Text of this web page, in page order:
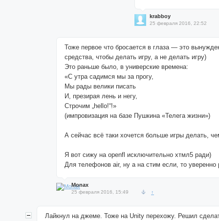
krabboy
25 февраля 2016, 22:52
Тоже первое что бросается в глаза — это
средства, чтобы делать игру, а не делать игру)
Это раньше было, в универские времена:
«С утра садимся мы за прогу,
Мы рады велики писать
И, презирая лень и негу,
Строчим „hello!“!»
(импровизация на базе Пушкина «Телега жизни»)
А сейчас всё таки хочется больше игры делать,
Я вот сижу на openfl исключительно хтмл5 ради)
Для телефонов air, ну а на стим если, то
Monax
25 февраля 2016, 15:49 ↑
Лайкнул на джеме. Тоже на Unity перехожу. Решил